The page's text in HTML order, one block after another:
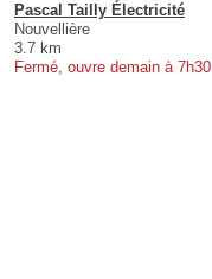
Pascal Tailly Électricité
Nouvellière
3.7 km
Fermé, ouvre demain à 7h30